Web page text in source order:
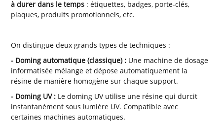
à durer dans le temps : étiquettes, badges, porte-clés,
plaques, produits promotionnels, etc.
On distingue deux grands types de techniques :
- Doming automatique (classique) : Une machine de dosage
informatisée mélange et dépose automatiquement la
résine de manière homogène sur chaque support.
- Doming UV : Le doming UV utilise une résine qui durcit
instantanément sous lumière UV. Compatible avec
certaines machines automatiques.